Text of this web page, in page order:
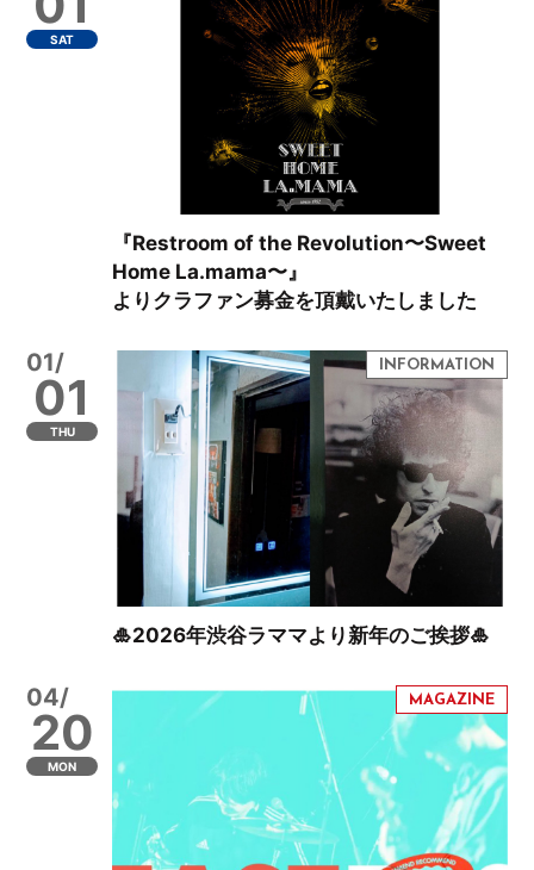
SAT
『Restroom of the Revolution〜Sweet
Home La.mama〜』
よりクラファン募金を頂戴いたしました
01/
01
THU
🎍2026年渋谷ラママより新年のご挨拶🎍
04/
20
MON